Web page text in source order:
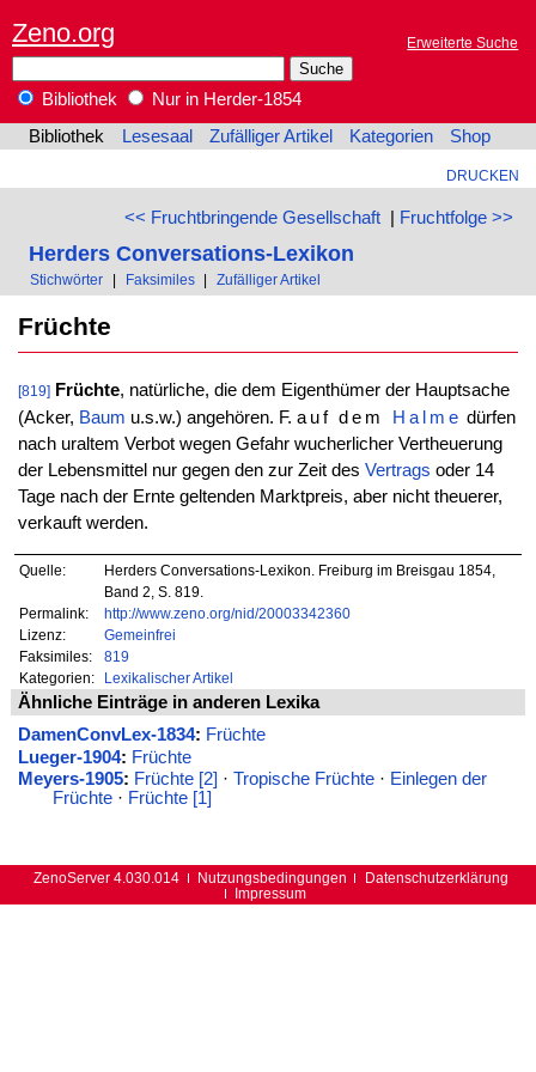
Zeno.org Erweiterte Suche
Bibliothek
Nur in Herder-1854
Bibliothek
Lesesaal Zufälliger Artikel Kategorien Shop
DRUCKEN
<< Fruchtbringende Gesellschaft| Fruchtfolge >>
Herders Conversations-Lexikon
Stichwörter | Faksimiles | Zufälliger Artikel
Früchte
[819] Früchte, natürliche, die dem Eigenthümer der Hauptsache
(Acker, Baum u.s.w.) angehören. F. auf dem Halme dürfen
nach uraltem Verbot wegen Gefahr wucherlicher Vertheuerung
der Lebensmittel nur gegen den zur Zeit des Vertrags oder 14
Tage nach der Ernte geltenden Marktpreis, aber nicht theuerer,
verkauft werden.
Quelle:
Herders Conversations-Lexikon. Freiburg im Breisgau 1854,
Band 2, S. 819.
Permalink:
http://www.zeno.org/nid/20003342360
Lizenz:
Gemeinfrei
Faksimiles:
819
Kategorien:
Lexikalischer Artikel
Ähnliche Einträge in anderen Lexika
DamenConvLex-1834: Früchte
Lueger-1904: Früchte
Meyers-1905: Früchte [2] · Tropische Früchte· Einlegen der
Früchte· Früchte [1]
ZenoServer 4.030.014 Nutzungsbedingungen
Datenschutzerklärung
Impressum